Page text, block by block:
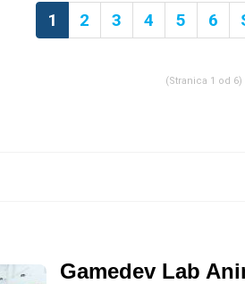
1 2 3 4 5 6
(Stranica 1 od 6)
Gamedev Lab